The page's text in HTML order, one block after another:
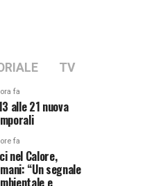
TV
fa
alle 21 nuova
fa
nel Calore,
“Un segnale
e